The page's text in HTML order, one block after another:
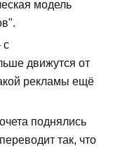
модель
с
движутся от
рекламы ещё
поднялись
так, что